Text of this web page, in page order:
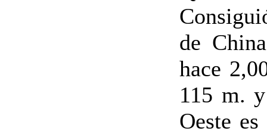
de
hace
115 m.
Oeste